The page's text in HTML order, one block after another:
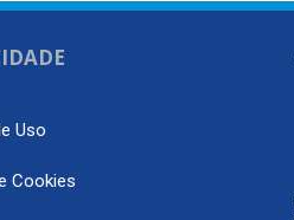
Uso
Cookies